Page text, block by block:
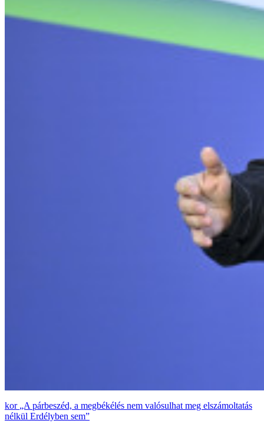
„A párbeszéd, a megbékélés nem valósulhat meg elszámoltatás
nélkül Erdélyben sem”